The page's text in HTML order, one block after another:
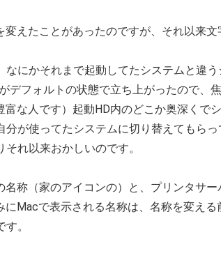
えたことがあったのですが、それ以来文
にかそれまで起動してたシステムと違
デフォルトの状態で立ち上がったので、
な人です）起動HD内のどこか奥深くで
が使ってたシステムに切り替えてもら
れ以来おかしいのです。
称（家のアイコンの）と、プリンタサー
Macで表示される名称は、名称を変える
。